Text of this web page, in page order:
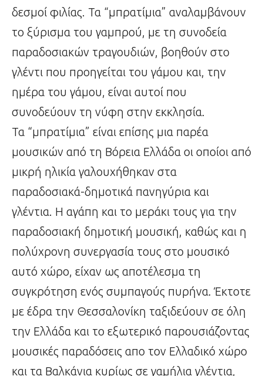
δεσμοί φιλίας. Τα “μπρατίμια” αναλαμβάνουν
το ξύρισμα του γαμπρού, με τη συνοδεία
παραδοσιακών τραγουδιών, βοηθούν στο
γλέντι που προηγείται του γάμου και, την
ημέρα του γάμου, είναι αυτοί που
συνοδεύουν τη νύφη στην εκκλησία.
Τα “μπρατίμια” είναι επίσης μια παρέα
μουσικών από τη Βόρεια Ελλάδα οι οποίοι από
μικρή ηλικία γαλουχήθηκαν στα
παραδοσιακά-δημοτικά πανηγύρια και
γλέντια. Η αγάπη και το μεράκι τους για την
παραδοσιακή δημοτική μουσική, καθώς και η
πολύχρονη συνεργασία τους στο μουσικό
αυτό χώρο, είχαν ως αποτέλεσμα τη
συγκρότηση ενός συμπαγούς πυρήνα. Έκτοτε
με έδρα την Θεσσαλονίκη ταξιδεύουν σε όλη
την Ελλάδα και το εξωτερικό παρουσιάζοντας
μουσικές παραδόσεις απο τον Ελλαδικό χώρο
και τα Βαλκάνια κυρίως σε γαμήλια γλέντια,